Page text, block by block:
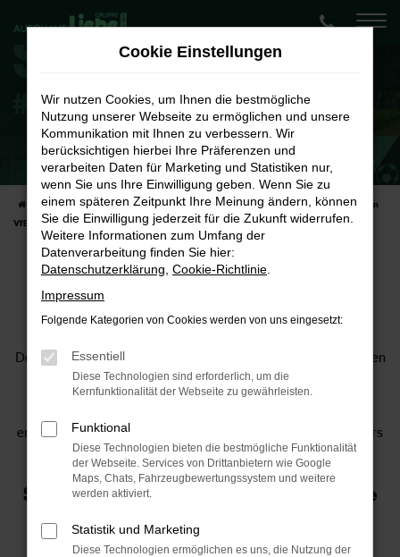
Zum
Das Autohaus Liebe sponsert den VfB Zwenkau
Wir für unsere Region – Škodaliebe
Startseite Unternehmen Sponsoring
Das Autohaus Liebe sponsert den
VfB Zwenkau
VfB Zwenkau 02 e.V. – Tradition
und Leidenschaft im Eichholz
Der VfB Zwenkau 02 e.V. steht seit über 120 Jahren für echten
Teamgeist, sportlichen Ehrgeiz und eine tief verwurzelte
Gemeinschaft in der Region Leipzig. Im idyllischen
erfolgreichen Herren- und Damenfußball mit einer besonders
engagierten und nachhaltigen Nachwuchsförderung.
Starke Partner: Das Autohaus Liebe
sponsert den VfB Zwenkau
Cookie Einstellungen
Wir nutzen Cookies, um Ihnen die bestmögliche
Nutzung unserer Webseite zu ermöglichen und unsere
Kommunikation mit Ihnen zu verbessern. Wir
berücksichtigen hierbei Ihre Präferenzen und
verarbeiten Daten für Marketing und Statistiken nur,
wenn Sie uns Ihre Einwilligung geben. Wenn Sie zu
einem späteren Zeitpunkt Ihre Meinung ändern, können
Sie die Einwilligung jederzeit für die Zukunft widerrufen.
Weitere Informationen zum Umfang der
Datenverarbeitung finden Sie hier:
Datenschutzerklärung Cookie-Richtlinie
Impressum
Folgende Kategorien von Cookies werden von uns eingesetzt:
Essentiell
Diese Technologien sind erforderlich, um die
Kernfunktionalität der Webseite zu gewährleisten.
Funktional
Diese Technologien bieten die bestmögliche Funktionalität
der Webseite. Services von Drittanbietern wie Google
Maps, Chats, Fahrzeugbewertungssystem und weitere
werden aktiviert.
Statistik und Marketing
Diese Technologien ermöglichen es uns, die Nutzung der